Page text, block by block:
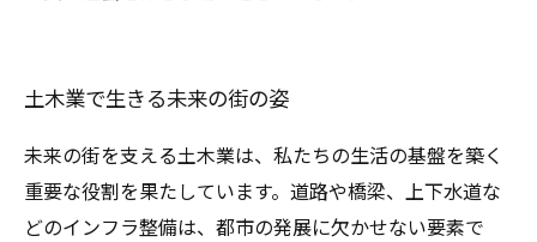
土木業で生きる未来の街の姿
未来の街を支える土木業は、私たちの生活の基盤を築く
重要な役割を果たしています。道路や橋梁、上下水道な
どのインフラ整備は、都市の発展に欠かせない要素で